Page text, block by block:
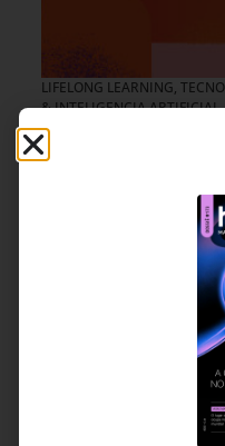
LIFELONG LEARNING,
& INTELIGENCIA ARTIFICIAL
A inteligência
educação. Mas
Ferramentas de IA já
avaliações, vídeos e
Mas a
esteja na velocidade
capacidade de
aprendizagem que
crítico, prática,
Daniel Luzzi - Fundador e
CEO da Cognita